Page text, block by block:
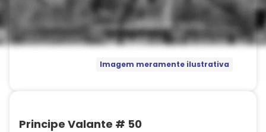
Imagem meramente ilustrativa
Principe Valante # 50